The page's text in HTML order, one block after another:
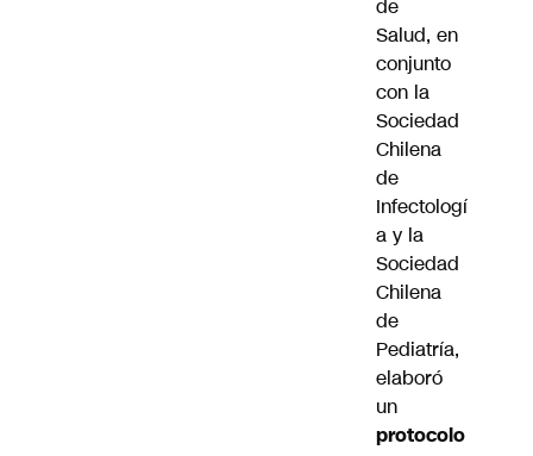
de
Salud, en
conjunto
con la
Sociedad
Chilena
de
Infectologí
a y la
Sociedad
Chilena
de
Pediatría,
elaboró
un
protocolo